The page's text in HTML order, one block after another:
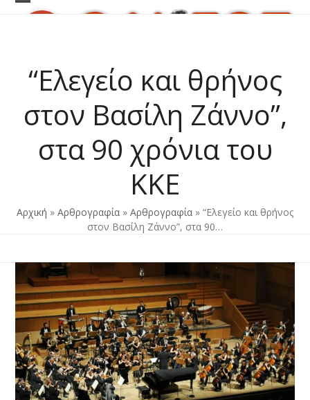
Skip
Open
Close
“Ελεγείο και θρήνος
στον Βασίλη Ζάννο”,
στα 90 χρόνια του
ΚΚΕ
Αρχική » Αρθρογραφία » Αρθρογραφία » “Ελεγείο και θρήνος
στον Βασίλη Ζάννο”, στα 90…